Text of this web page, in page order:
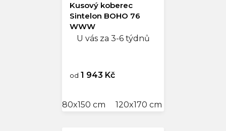
Kusový koberec
Sintelon BOHO 76
WWW
U vás za 3-6 týdnů
od 1 943 Kč
80x150 cm 120x170 cm